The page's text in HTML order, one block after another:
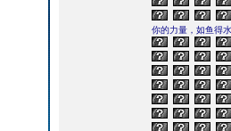
你的力量，如鱼得